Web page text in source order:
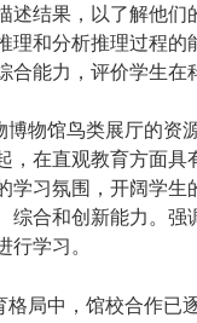
述结果，以了解他们
理和分析推理过程的
合能力，评价学生在
博物馆鸟类展厅的资
，在直观教育方面具
学习氛围，开阔学生
综合和创新能力。强
行学习。
格局中，馆校合作已